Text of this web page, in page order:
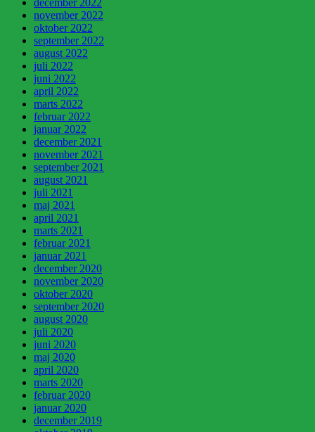
november 2022
oktober 2022
september 2022
august 2022
juli 2022
juni 2022
april 2022
marts 2022
februar 2022
januar 2022
december 2021
november 2021
september 2021
august 2021
juli 2021
maj 2021
april 2021
marts 2021
februar 2021
januar 2021
december 2020
november 2020
oktober 2020
september 2020
august 2020
juli 2020
juni 2020
maj 2020
april 2020
marts 2020
februar 2020
januar 2020
december 2019